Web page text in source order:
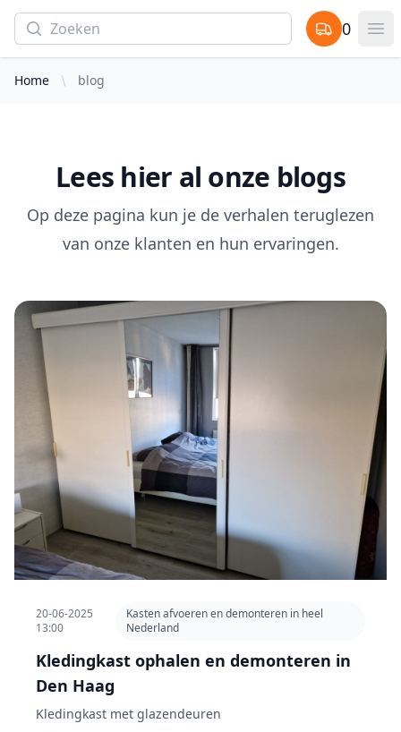
Search 0
items in cart,
Home blog
Lees hier al onze blogs
Op deze pagina kun je de verhalen teruglezen
van onze klanten en hun ervaringen.
20-06-2025
13:00
Kasten afvoeren en demonteren in heel
Nederland
Kledingkast ophalen en demonteren in
Den Haag
Kledingkast met glazendeuren